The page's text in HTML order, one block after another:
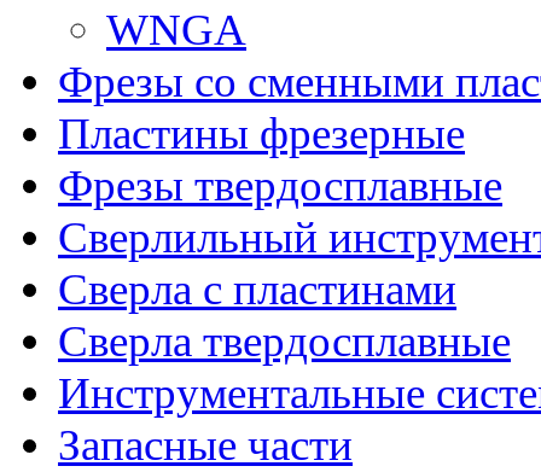
WNGA
Фрезы со сменными
Пластины фрезерные
Фрезы твердосплавные
Сверлильный
Сверла с пластинами
Сверла твердосплавные
Инструментальные
Запасные части